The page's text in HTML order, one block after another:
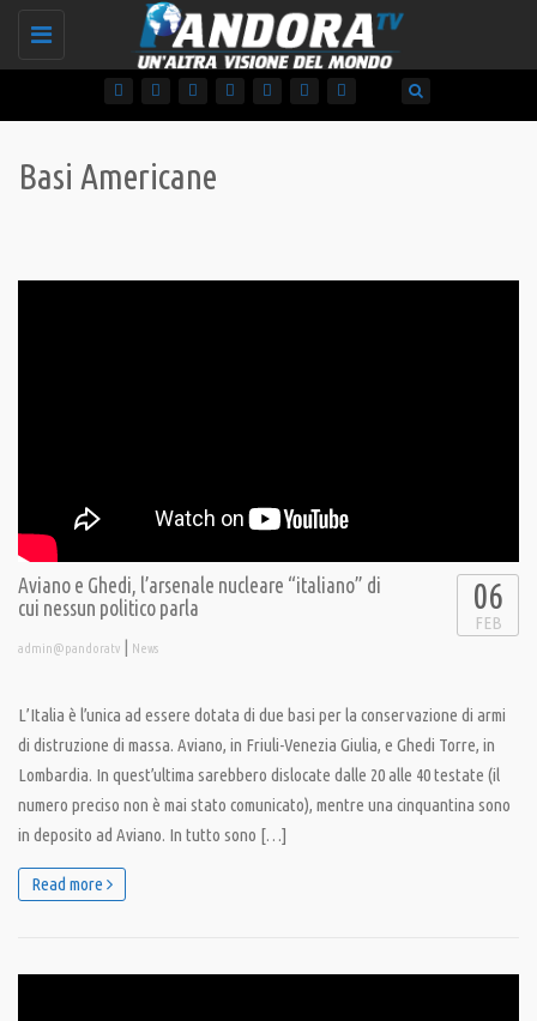
Toggle
Basi Americane
Aviano e Ghedi, l’arsenale nucleare “italiano” di
cui nessun politico parla
admin@pandoratv | News
06
FEB
L’Italia è l’unica ad essere dotata di due basi per la conservazione di armi
di distruzione di massa. Aviano, in Friuli-Venezia Giulia, e Ghedi Torre, in
Lombardia. In quest’ultima sarebbero dislocate dalle 20 alle 40 testate (il
numero preciso non è mai stato comunicato), mentre una cinquantina sono
in deposito ad Aviano. In tutto sono […]
Read more